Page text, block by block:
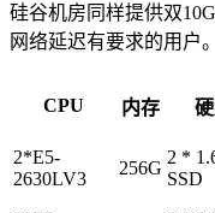
硅谷机房同样提供双
网络延迟有要求的用户。
CPU 内存
2*E5-
2630LV3
256G
2 *
SSD